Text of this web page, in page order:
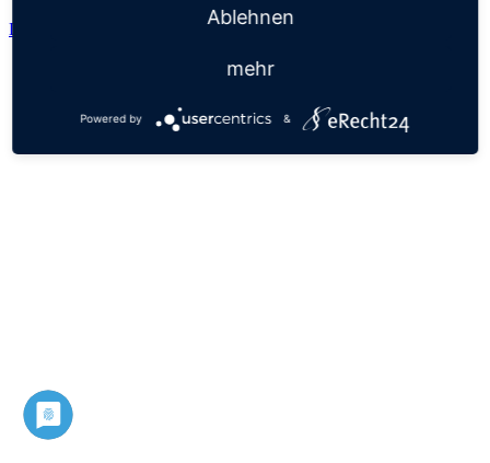
Datenschutz
Ablehnen
mehr
Powered by &